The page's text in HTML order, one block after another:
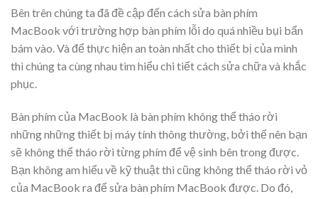
Bên trên chúng ta đã đề cập đến cách sửa bàn phím
MacBook với trường hợp bàn phím lỗi do quá nhiều bụi bẩn
bám vào. Và để thực hiện an toàn nhất cho thiết bị của mình
thì chúng ta cùng nhau tìm hiểu chi tiết cách sửa chữa và khắc
phục.
Bàn phím của MacBook là bàn phím không thể tháo rời
những những thiết bị máy tính thông thường, bởi thế nên bạn
sẽ không thể tháo rời từng phím để vệ sinh bên trong được.
Bạn không am hiểu về kỹ thuật thì cũng không thể tháo rời vỏ
của MacBook ra để sửa bàn phím MacBook được. Do đó,